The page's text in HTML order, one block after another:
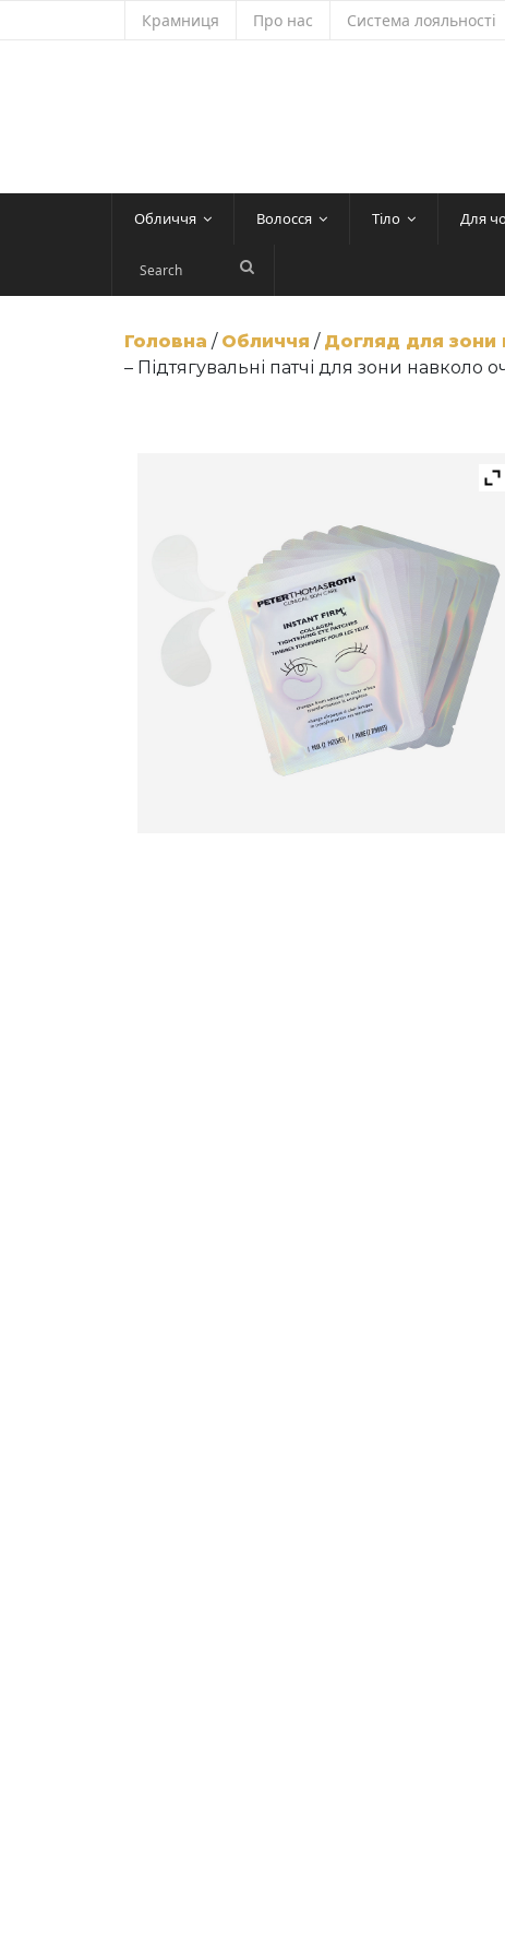
Крамниця Про нас Система лояльності
Обличчя Волосся Тіло Для
Головна / Обличчя / Догляд для зони
– Підтягувальні патчі для зони навколо